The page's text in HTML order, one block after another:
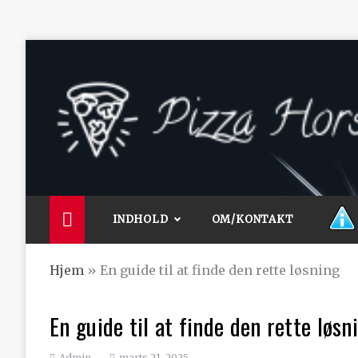
content
De bedste artikler, tips og tricks finder du her.
INDHOLD OM/KONTAKT
Hjem » En guide til at finde den rette løsning
En guide til at finde den rette